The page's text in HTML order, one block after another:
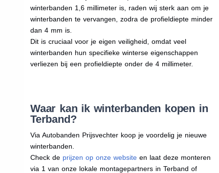
winterbanden 1,6 millimeter is, raden wij sterk aan om je
winterbanden te vervangen, zodra de profieldiepte minder
dan 4 mm is.
Dit is cruciaal voor je eigen veiligheid, omdat veel
winterbanden hun specifieke winterse eigenschappen
verliezen bij een profieldiepte onder de 4 millimeter.
Waar kan ik winterbanden kopen in
Terband?
Via Autobanden Prijsvechter koop je voordelig je nieuwe
winterbanden.
Check de prijzen op onze websiteen laat deze monteren
via 1 van onze lokale montagepartners in Terband of